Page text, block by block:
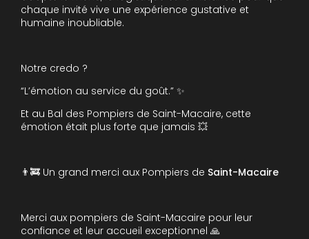
chaque invité vive une expérience gustative et
humaine inoubliable.
Notre credo ?
“L’émotion au service du goût.” ✨
Et au Bal des Pompiers de Saint-Macaire, cette
émotion était plus forte que jamais 💥
👨‍🚒 Un grand merci aux Pompiers de Saint-Macaire
Merci aux pompiers de Saint-Macaire pour leur
confiance et leur accueil exceptionnel 🙏